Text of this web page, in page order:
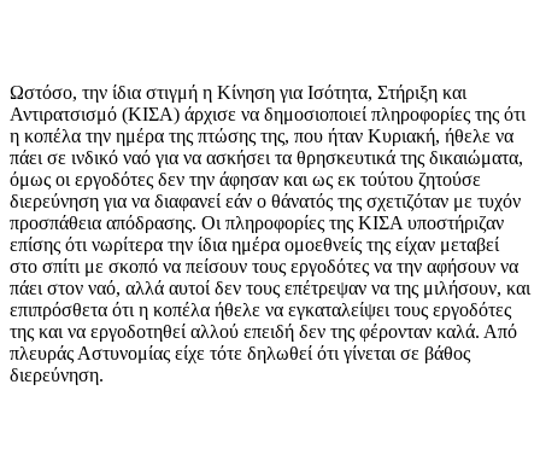
Ωστόσο, την ίδια στιγμή η Κίνηση για Ισότητα, Στήριξη και
Αντιρατσισμό (ΚΙΣΑ) άρχισε να δημοσιοποιεί πληροφορίες της ότι
η κοπέλα την ημέρα της πτώσης της, που ήταν Κυριακή, ήθελε να
πάει σε ινδικό ναό για να ασκήσει τα θρησκευτικά της δικαιώματα,
όμως οι εργοδότες δεν την άφησαν και ως εκ τούτου ζητούσε
διερεύνηση για να διαφανεί εάν ο θάνατός της σχετιζόταν με τυχόν
προσπάθεια απόδρασης. Οι πληροφορίες της ΚΙΣΑ υποστήριζαν
επίσης ότι νωρίτερα την ίδια ημέρα ομοεθνείς της είχαν μεταβεί
στο σπίτι με σκοπό να πείσουν τους εργοδότες να την αφήσουν να
πάει στον ναό, αλλά αυτοί δεν τους επέτρεψαν να της μιλήσουν, και
επιπρόσθετα ότι η κοπέλα ήθελε να εγκαταλείψει τους εργοδότες
της και να εργοδοτηθεί αλλού επειδή δεν της φέρονταν καλά. Από
πλευράς Αστυνομίας είχε τότε δηλωθεί ότι γίνεται σε βάθος
διερεύνηση.